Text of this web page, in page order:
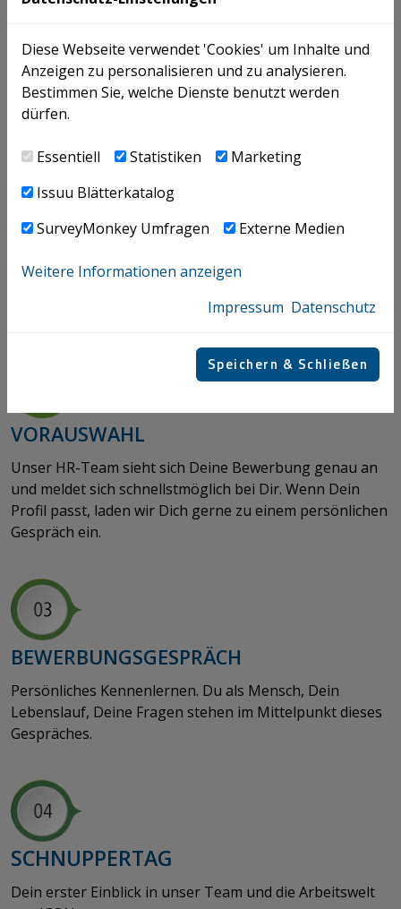
Du findest alle Angebote in unserem
gerne initiativ.
​​​​​​​​​​​​​​Wir sind immer auf der Suche nach motivierten Team-
Playern.
​​​​​​​BEWERBUNG SENDEN
​​​​​​​Bitte sende uns Deine Bewerbung entweder über unser
VORAUSWAHL
​​​​​​​Unser HR-Team sieht sich Deine Bewerbung genau an
und meldet sich schnellstmöglich bei Dir. Wenn Dein
Profil passt, laden wir Dich gerne zu einem persönlichen
Gespräch ein.
BEWERBUNGSGESPRÄCH
Persönliches Kennenlernen. Du als Mensch, Dein
Lebenslauf, Deine Fragen stehen im Mittelpunkt dieses
Gespräches.
SCHNUPPERTAG
​​​​​​​Dein erster Einblick in unser Team und die Arbeitswelt
Diese Webseite verwendet 'Cookies' um Inhalte und
Anzeigen zu personalisieren und zu analysieren.
Bestimmen Sie, welche Dienste benutzt werden
dürfen.
Essentiell Statistiken
Marketing
Issuu Blätterkatalog
SurveyMonkey Umfragen
Externe Medien
Weitere Informationen anzeigen
Impressum Datenschutz
Speichern & Schließen